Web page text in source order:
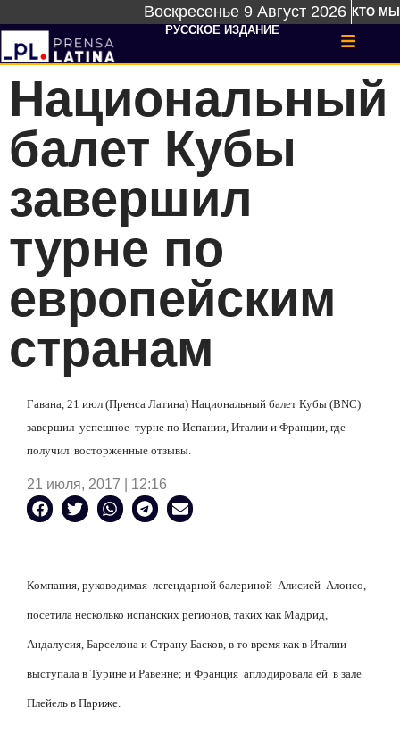
Воскресенье 9 Август 2026 КТО МЫ
РУССКОЕ ИЗДАНИЕ
Национальный
балет Кубы
завершил
турне по
европейским
странам
Гавана, 21 июл (Пренса Латина) Национальный балет Кубы (BNC)
завершил успешное турне по Испании, Италии и Франции, где
получил восторженные отзывы.
21 июля, 2017 | 12:16
Компания, руководимая легендарной балериной Алисией Алонсо,
посетила несколько испанских регионов, таких как Мадрид,
Андалусия, Барселона и Страну Басков, в то время как в Италии
выступала в Турине и Равенне; и Франция аплодировала ей в зале
Плейель в Париже.